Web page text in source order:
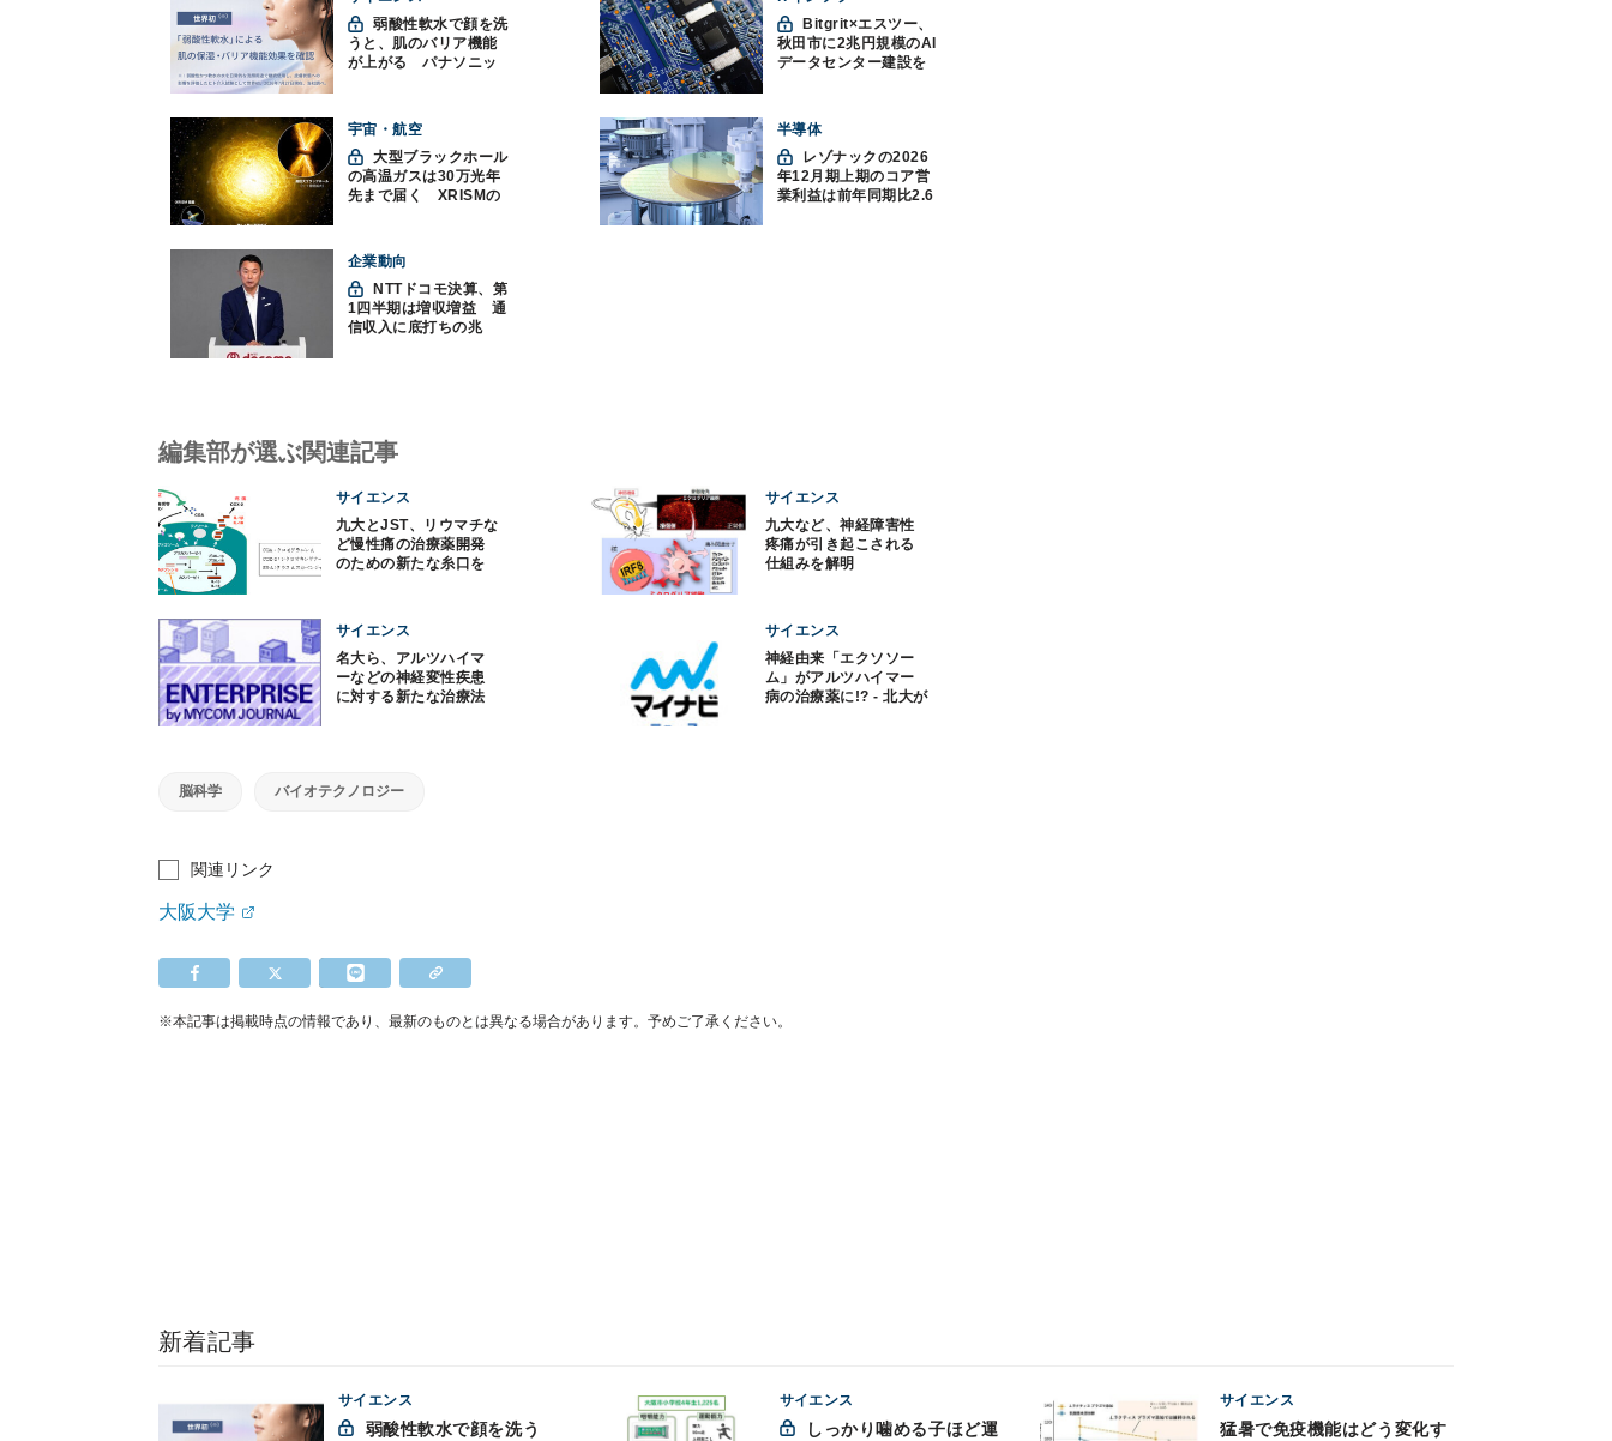
弱酸性軟水で顔を洗
うと、肌のバリア機能
が上がる パナソニッ
秋田市に2兆円規模のAI
データセンター建設を
宇宙・航空
大型ブラックホール
の高温ガスは30万光年
先まで届く XRISMの
半導体
年12月期上期のコア営
業利益は前年同期比2.6
企業動向
1四半期は増収増益 通
信収入に底打ちの兆
編集部が選ぶ関連記事
サイエンス
九大とJST、リウマチな
ど慢性痛の治療薬開発
のための新たな糸口を
サイエンス
九大など、神経障害性
疼痛が引き起こされる
仕組みを解明
サイエンス
名大ら、アルツハイマ
ーなどの神経変性疾患
に対する新たな治療法
サイエンス
神経由来「エクソソー
ム」がアルツハイマー
病の治療薬に!? - 北大が
脳科学 バイオテクノロジー
関連リンク
大阪大学
※本記事は掲載時点の情報であり、最新のものとは異なる場合があります。予めご了承ください。
新着記事
サイエンス サイエンス サイエンス
猛暑で免疫機能はどう変化す